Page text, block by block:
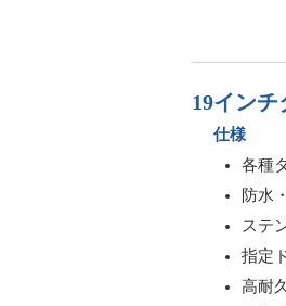
19インチ
仕様
各種
防水
ステ
指定
高耐